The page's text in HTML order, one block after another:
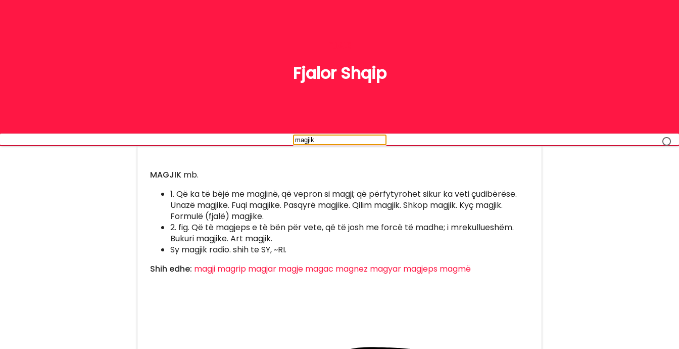
Fjalor Shqip
MAGJIK mb.
1. Që ka të bëjë me magjinë, që vepron si magji; që përfytyrohet sikur ka veti çudibërëse.
Unazë magjike. Fuqi magjike. Pasqyrë magjike. Qilim magjik. Shkop magjik. Kyç magjik.
Formulë (fjalë) magjike.
2. fig. Që të magjeps e të bën për vete, që të josh me forcë të madhe; i mrekullueshëm.
Bukuri magjike. Art magjik.
Sy magjik radio. shih te SY, ~RI.
Shih edhe: magji magrip magjar magje magac magnez magyar magjeps magmë